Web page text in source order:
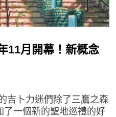
11月開幕！新概念
吉卜力迷們除了三鷹之森
了一個新的聖地巡禮的好